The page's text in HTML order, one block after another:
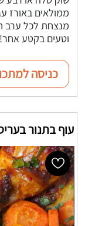
ממולאים באורז
מנצחת לכל ערב
וטעים בקטע
כניסה
עוף בתנור